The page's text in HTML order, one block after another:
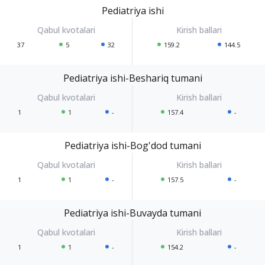
Pediatriya ishi
37 5 32 159.2 144.5
Pediatriya ishi-Beshariq tumani
1 1 - 157.4 -
Pediatriya ishi-Bog'dod tumani
1 1 - 157.5 -
Pediatriya ishi-Buvayda tumani
1 1 - 154.2 -